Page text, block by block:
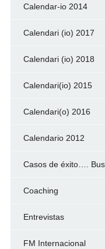
Calendar-io 2014
Calendari (io) 2017
Calendari (io) 2018
Calendari(io) 2015
Calendari(o) 2016
Calendario 2012
Casos de éxito….
Coaching
Entrevistas
FM Internacional